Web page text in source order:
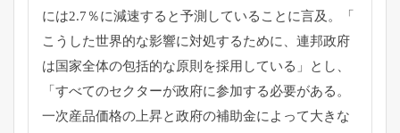
には2.7％に減速すると予測していることに言及。「
こうした世界的な影響に対処するために、 連邦政府
は国家全体の包括的な原則を採用している」とし、
「 すべてのセクターが政府に参加する必要がある。
一次産品価格の上昇と政府の補助金によって大きな